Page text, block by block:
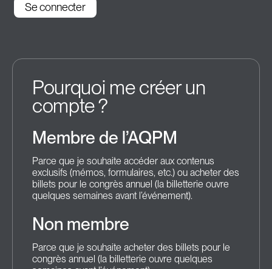
Se connecter
Pourquoi me créer un
compte ?
Membre de l’AQPM
Parce que je souhaite accéder aux contenus
exclusifs (mémos, formulaires, etc.) ou acheter des
billets pour le congrès annuel (la billetterie ouvre
quelques semaines avant l’événement).
Non membre
Parce que je souhaite acheter des billets pour le
congrès annuel (la billetterie ouvre quelques